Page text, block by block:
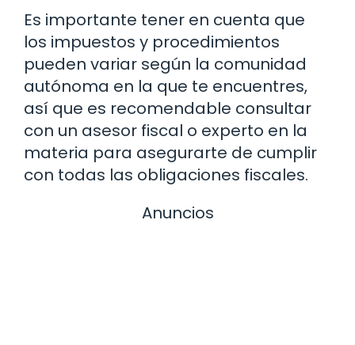
Es importante tener en cuenta que
los impuestos y procedimientos
pueden variar según la comunidad
autónoma en la que te encuentres,
así que es recomendable consultar
con un asesor fiscal o experto en la
materia para asegurarte de cumplir
con todas las obligaciones fiscales.
Anuncios